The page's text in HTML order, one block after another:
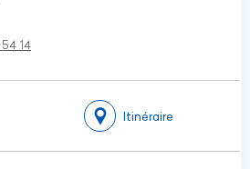
14
Itinéraire